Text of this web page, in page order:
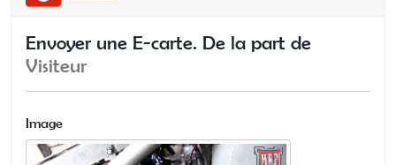
Envoyer une E-carte. De la part de
Visiteur
Image